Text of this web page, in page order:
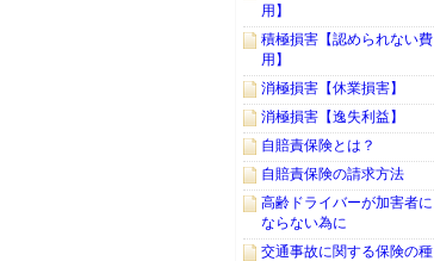
用】
積極損害【認められない費
用】
消極損害【休業損害】
消極損害【逸失利益】
自賠責保険とは？
自賠責保険の請求方法
高齢ドライバーが加害者に
ならない為に
交通事故に関する保険の種